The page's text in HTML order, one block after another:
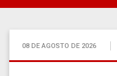
08 DE AGOSTO DE 2026